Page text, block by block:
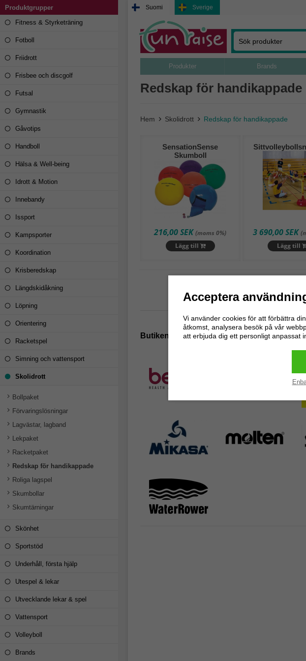
Acceptera
Vi använder cookies för att förbättra
åtkomst, analysera besök på vår
att erbjuda dig ett personligt anpassat
Suomi Sverige
Produkter Brands
Redskap för handikappade
Hem Skolidrott Redskap för handikappade
SensationSense
Skumboll
216,00 SEK(moms 0%)
Lägg till
3 690,00 SEK
Lägg till
Butikens populäraste varumärken
Produktgrupper
Ergonomi
Fitness & Styrketräning
Fotboll
Friidrott
Frisbee och discgolf
Futsal
Gymnastik
Gåvotips
Handboll
Hälsa & Well-being
Idrott & Motion
Innebandy
Issport
Kampsporter
Koordination
Krisberedskap
Längdskidåkning
Löpning
Orientering
Racketspel
Simning och vattensport
Skolidrott
Bollpaket
Förvaringslösningar
Lagvästar, lagband
Lekpaket
Racketpaket
Redskap för handikappade
Roliga lagspel
Skumbollar
Skumtärningar
Skönhet
Sportstöd
Underhåll, första hjälp
Utespel & lekar
Utvecklande lekar & spel
Vattensport
Volleyboll
Brands